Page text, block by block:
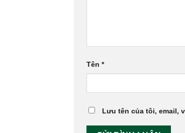
Tên *
Lưu tên của tôi, email,